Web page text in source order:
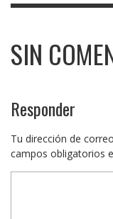
SIN
Responder
Tu dirección de
campos obligatorios